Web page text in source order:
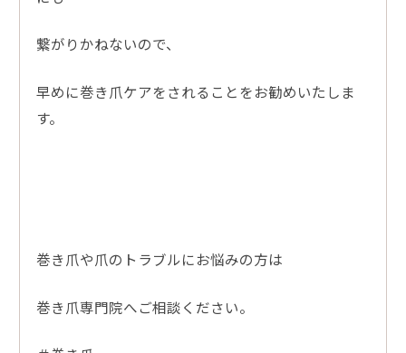
繋がりかねないので、
早めに巻き爪ケアをされることをお勧めいたしま
す。
巻き爪や爪のトラブルにお悩みの方は
巻き爪専門院へご相談ください。